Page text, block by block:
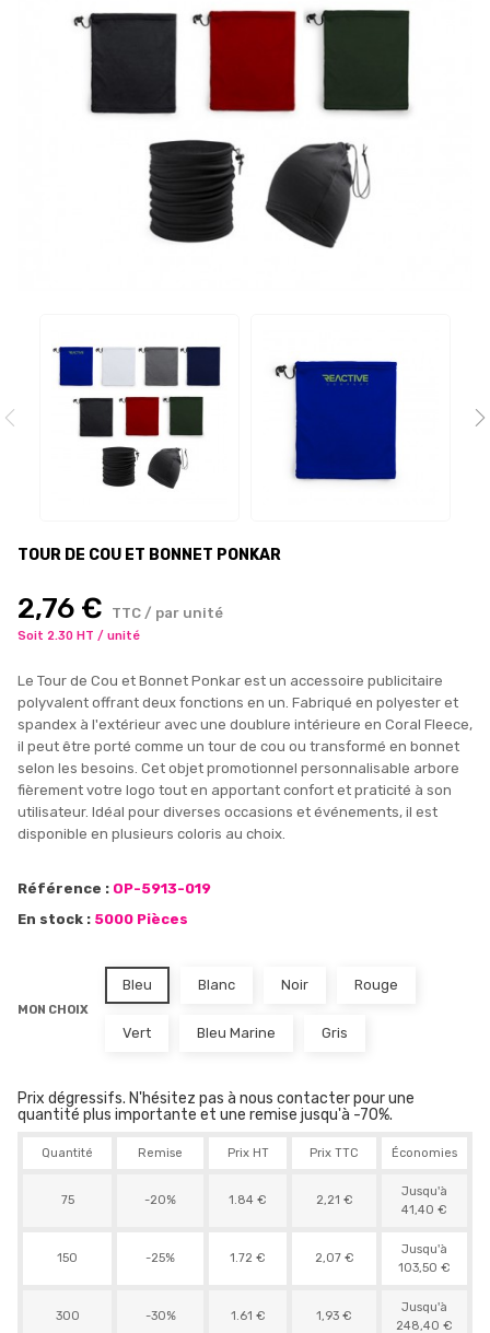
TOUR DE COU ET BONNET PONKAR
2,76 € TTC / par unité
Soit 2.30 HT / unité
Le Tour de Cou et Bonnet Ponkar est un accessoire publicitaire
polyvalent offrant deux fonctions en un. Fabriqué en polyester et
spandex à l'extérieur avec une doublure intérieure en Coral Fleece,
il peut être porté comme un tour de cou ou transformé en bonnet
selon les besoins. Cet objet promotionnel personnalisable arbore
fièrement votre logo tout en apportant confort et praticité à son
utilisateur. Idéal pour diverses occasions et événements, il est
disponible en plusieurs coloris au choix.
Référence : OP-5913-019
En stock : 5000 Pièces
MON CHOIX
Bleu Blanc Noir Rouge
Vert Bleu Marine Gris
Prix dégressifs. N'hésitez pas à nous contacter pour une
quantité plus importante et une remise jusqu'à -70%.
Quantité Remise Prix HT Prix TTC Économies
75 -20% 1.84 € 2,21 €
Jusqu'à
41,40 €
150 -25% 1.72 € 2,07 €
Jusqu'à
103,50 €
300 -30% 1.61 € 1,93 €
Jusqu'à
248,40 €